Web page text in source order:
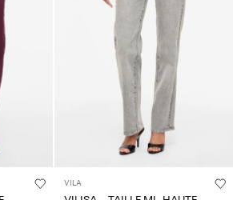
VILA